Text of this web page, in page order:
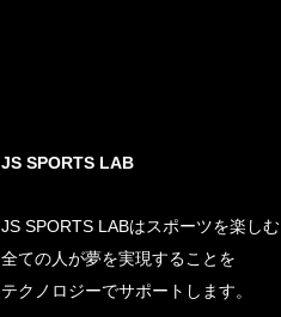
JS SPORTS LAB
JS SPORTS LABはスポーツを楽しむ
全ての人が夢を実現することを
テクノロジーでサポートします。